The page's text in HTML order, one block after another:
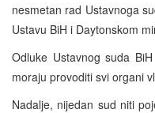
nesmetan rad Ustavnoga
Ustavu BiH i Daytonskom
Odluke Ustavnog suda
moraju provoditi svi organi
Nadalje, nijedan sud niti